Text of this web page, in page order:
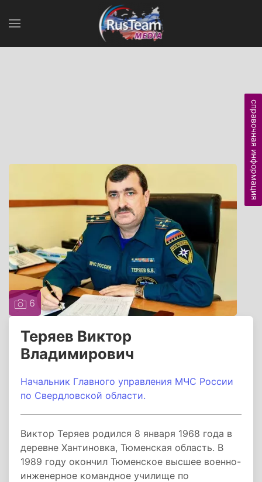
6
Теряев Виктор
Владимирович
Начальник Главного управления МЧС России
по Свердловской области.
Виктор Теряев родился 8 января 1968 года в
деревне Хантиновка, Тюменская область. В
1989 году окончил Тюменское высшее военно-
инженерное командное училище по
справочная информация